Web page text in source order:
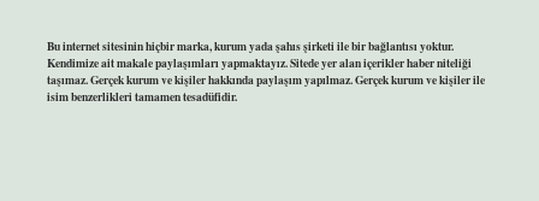
Bu internet sitesinin hiçbir marka, kurum yada şahıs şirketi ile bir bağlantısı yoktur.
Kendimize ait makale paylaşımları yapmaktayız. Sitede yer alan içerikler haber niteliği
taşımaz. Gerçek kurum ve kişiler hakkında paylaşım yapılmaz. Gerçek kurum ve kişiler ile
isim benzerlikleri tamamen tesadüfidir.